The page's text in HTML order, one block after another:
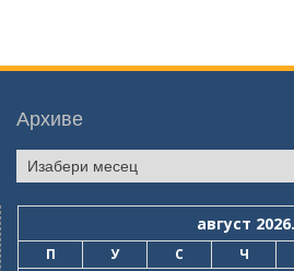
Архиве
Архиве
август 2026.
П У С Ч